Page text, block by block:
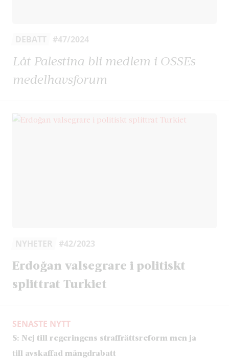
DEBATT #47/2024
Låt Palestina bli medlem i OSSEs
medelhavsforum
NYHETER #42/2023
Erdoğan valsegrare i politiskt
splittrat Turkiet
SENASTE NYTT
S: Nej till regeringens straffrättsreform men ja
till avskaffad mängdrabatt